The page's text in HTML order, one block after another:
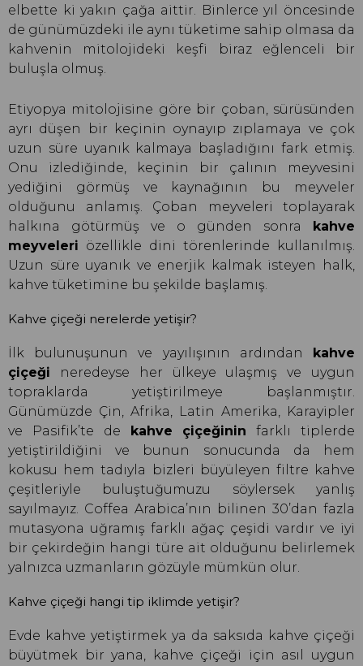
elbette ki yakın çağa aittir. Binlerce yıl öncesinde
de günümüzdeki ile aynı tüketime sahip olmasa da
kahvenin mitolojideki keşfi biraz eğlenceli bir
buluşla olmuş.
Etiyopya mitolojisine göre bir çoban, sürüsünden
ayrı düşen bir keçinin oynayıp zıplamaya ve çok
uzun süre uyanık kalmaya başladığını fark etmiş.
Onu izlediğinde, keçinin bir çalının meyvesini
yediğini görmüş ve kaynağının bu meyveler
olduğunu anlamış. Çoban meyveleri toplayarak
halkına götürmüş ve o günden sonra
kahve
meyveleri özellikle dini törenlerinde kullanılmış.
Uzun süre uyanık ve enerjik kalmak isteyen halk,
kahve tüketimine bu şekilde başlamış.
Kahve çiçeği nerelerde yetişir?
İlk bulunuşunun ve yayılışının ardından
kahve
çiçeği neredeyse her ülkeye ulaşmış ve uygun
topraklarda yetiştirilmeye başlanmıştır.
Günümüzde Çin, Afrika, Latin Amerika, Karayipler
ve Pasifik’te de
kahve çiçeğinin farklı tiplerde
yetiştirildiğini ve bunun sonucunda da hem
kokusu hem tadıyla bizleri büyüleyen filtre kahve
çeşitleriyle buluştuğumuzu söylersek yanlış
sayılmayız. Coffea Arabica’nın bilinen 30’dan fazla
mutasyona uğramış farklı ağaç çeşidi vardır ve iyi
bir çekirdeğin hangi türe ait olduğunu belirlemek
yalnızca uzmanların gözüyle mümkün olur.
Kahve çiçeği hangi tip iklimde yetişir?
Evde kahve yetiştirmek ya da saksıda kahve çiçeği
büyütmek bir yana, kahve çiçeği için asıl uygun